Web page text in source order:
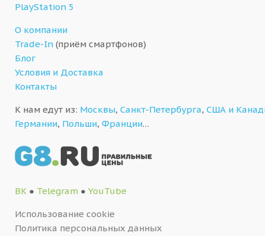
PlayStation 5
О компании
Trade-In (приём смартфонов)
Блог
Условия и Доставка
Контакты
К нам едут из: Москвы, Санкт-Петербурга, США и
Германии, Польши, Франции…
ВК ● Telegram ● YouTube
Использование cookie
Политика персональных данных